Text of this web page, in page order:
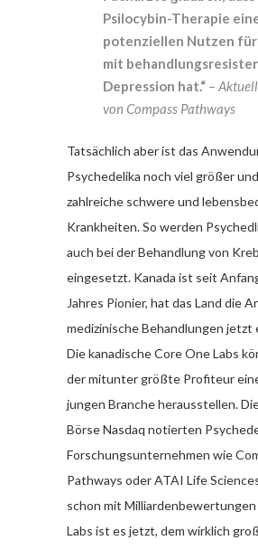
Psilocybin-Therapie
potenziellen Nutzen
mit
Depression hat.“ –
von Compass Pathways
Tatsächlich aber ist das
Psychedelika noch viel größer
zahlreiche schwere und
Krankheiten. So werden
auch bei der Behandlung von
eingesetzt. Kanada ist seit
Jahres Pionier, hat das Land die
medizinische Behandlungen jetzt
Die kanadische Core One Labs
der mitunter größte Profiteur
jungen Branche herausstellen.
Börse Nasdaq notierten
Forschungsunternehmen wie
Pathways oder ATAI Life
schon mit
Labs ist es jetzt, dem wirklich